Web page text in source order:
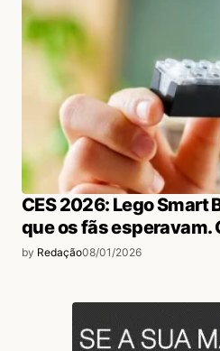
CES 2026: Lego Smart
que os fãs esperavam.
by Redação08/01/2026